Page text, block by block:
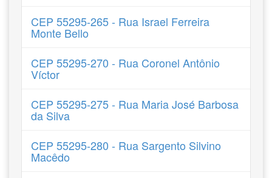
CEP 55295-265 - Rua Israel Ferreira
Monte Bello
CEP 55295-270 - Rua Coronel Antônio
Víctor
CEP 55295-275 - Rua Maria José Barbosa
da Silva
CEP 55295-280 - Rua Sargento Silvino
Macêdo